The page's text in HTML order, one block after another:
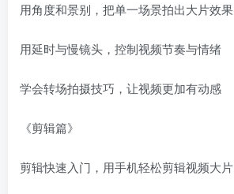
用角度和景别，把单一场景拍出大片效果
用延时与慢镜头，控制视频节奏与情绪
学会转场拍摄技巧，让视频更加有动感
《剪辑篇》
剪辑快速入门，用手机轻松剪辑视频大片